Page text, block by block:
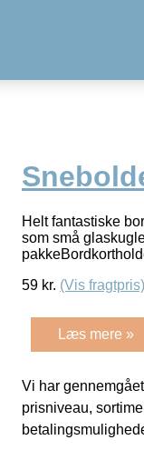
Helt fantastiske
som små
59 kr. (Vis fragtpris)
Læs mere »
Vi har
prisniveau,